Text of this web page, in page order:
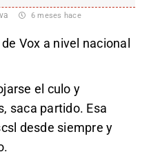
6 meses hace
Vox a nivel nacional
el culo y
saca partido. Esa
desde siempre y